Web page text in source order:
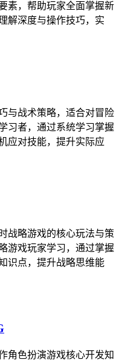
素，帮助玩家全面掌握新
解深度与操作技巧，实
与战术策略，适合对冒险
习者，通过系统学习掌握
应对技能，提升实际应
战略游戏的核心玩法与策
游戏玩家学习，通过掌握
识点，提升战略思维能
角色扮演游戏核心开发知